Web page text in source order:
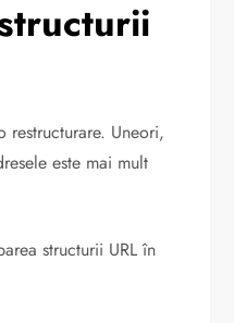
Uneori,
este mai mult
structurii URL în